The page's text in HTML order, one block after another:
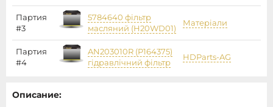
Партия
#3
5784640 фільтр
масляний (H20WD01)
Матеріали
Партия
#4
AN203010R (P164375)
гідравлічний фільтр
HDParts-AG
Описание: